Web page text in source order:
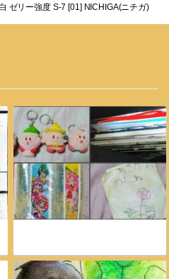
ゼリー強度 S-7 [01] NICHIGA(ニチガ)